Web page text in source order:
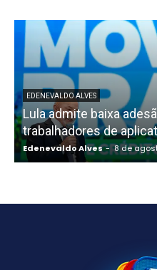
EDENEVALDO ALVES
Lula admite baixa
trabalhadores de
Edenevaldo Alves - 8 de